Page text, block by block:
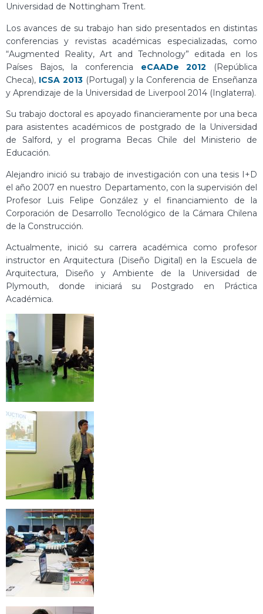
Universidad de Nottingham Trent.
Los avances de su trabajo han sido presentados en distintas
conferencias y revistas académicas especializadas, como
“Augmented Reality, Art and Technology” editada en los
Países Bajos, la conferencia eCAADe 2012 (República
Checa), ICSA 2013(Portugal) y la Conferencia de Enseñanza
y Aprendizaje de la Universidad de Liverpool 2014 (Inglaterra).
Su trabajo doctoral es apoyado financieramente por una beca
para asistentes académicos de postgrado de la Universidad
de Salford, y el programa Becas Chile del Ministerio de
Educación.
Alejandro inició su trabajo de investigación con una tesis I+D
el año 2007 en nuestro Departamento, con la supervisión del
Profesor Luis Felipe González y el financiamiento de la
Corporación de Desarrollo Tecnológico de la Cámara Chilena
de la Construcción.
Actualmente, inició su carrera académica como profesor
instructor en Arquitectura (Diseño Digital) en la Escuela de
Arquitectura, Diseño y Ambiente de la Universidad de
Plymouth, donde iniciará su Postgrado en Práctica
Académica.